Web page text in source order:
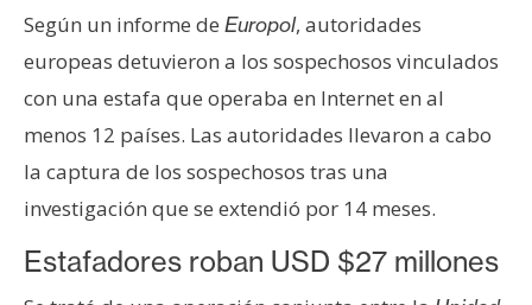
t
h
r
e
u
m
I
Según un informe de Europol, autoridades
europeas detuvieron a los sospechosos vinculados
con una estafa que operaba en Internet en al
menos 12 países. Las autoridades llevaron a cabo
la captura de los sospechosos tras una
investigación que se extendió por 14 meses.
Estafadores roban USD $27 millones